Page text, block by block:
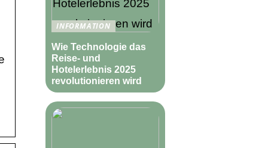
INFORMATION
Wie Technologie das
Reise- und
Hotelerlebnis 2025
revolutionieren wird